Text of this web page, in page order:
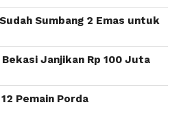
Rp 25 juta.
bonus yang dijanjikan Rp 1
sebelum Pilpres)
atau apa. Sudah
Sumbang 2 Emas untuk
Janjikan Rp 100 Juta
Pemain Porda